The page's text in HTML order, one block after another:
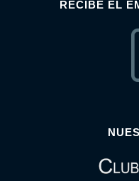
RECIBE EL